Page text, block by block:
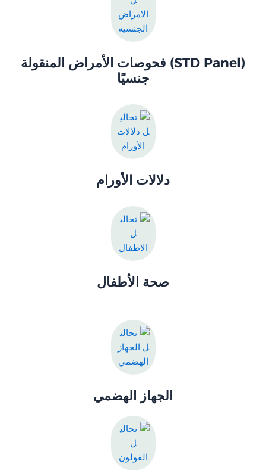
(STD Panel) فحوصات الأمراض المنقولة
جنسيًا
دلالات الأورام
صحة الأطفال
الجهاز الهضمي